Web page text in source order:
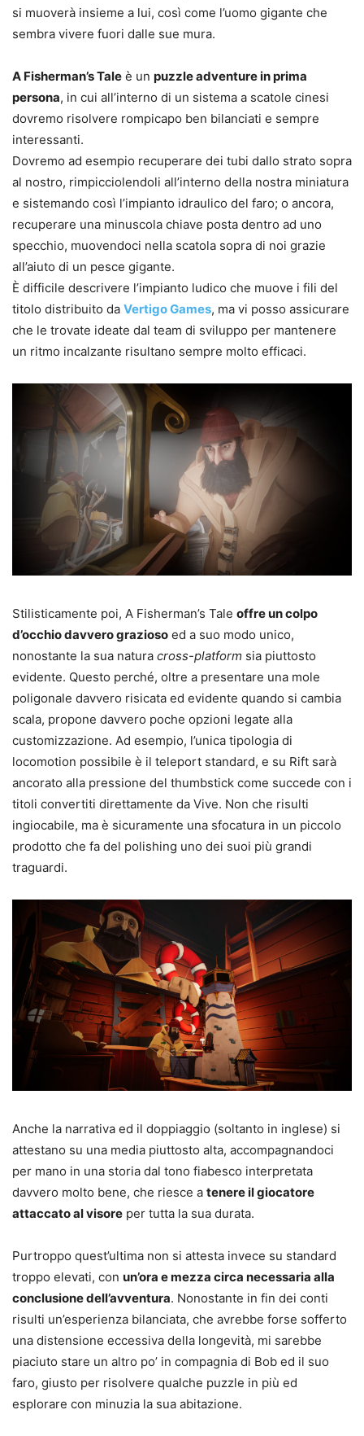
si muoverà insieme a lui, così come l’uomo gigante che
sembra vivere fuori dalle sue mura.
A Fisherman’s Tale è un puzzle adventure in prima
persona, in cui all’interno di un sistema a scatole cinesi
dovremo risolvere rompicapo ben bilanciati e sempre
interessanti.
Dovremo ad esempio recuperare dei tubi dallo strato sopra
al nostro, rimpicciolendoli all’interno della nostra miniatura
e sistemando così l’impianto idraulico del faro; o ancora,
recuperare una minuscola chiave posta dentro ad uno
specchio, muovendoci nella scatola sopra di noi grazie
all’aiuto di un pesce gigante.
È difficile descrivere l’impianto ludico che muove i fili del
titolo distribuito da Vertigo Games, ma vi posso assicurare
che le trovate ideate dal team di sviluppo per mantenere
un ritmo incalzante risultano sempre molto efficaci.
Stilisticamente poi, A Fisherman’s Tale offre un colpo
d’occhio davvero grazioso ed a suo modo unico,
nonostante la sua natura cross-platform sia piuttosto
evidente. Questo perché, oltre a presentare una mole
poligonale davvero risicata ed evidente quando si cambia
scala, propone davvero poche opzioni legate alla
customizzazione. Ad esempio, l’unica tipologia di
locomotion possibile è il teleport standard, e su Rift sarà
ancorato alla pressione del thumbstick come succede con i
titoli convertiti direttamente da Vive. Non che risulti
ingiocabile, ma è sicuramente una sfocatura in un piccolo
prodotto che fa del polishing uno dei suoi più grandi
traguardi.
Anche la narrativa ed il doppiaggio (soltanto in inglese) si
attestano su una media piuttosto alta, accompagnandoci
per mano in una storia dal tono fiabesco interpretata
davvero molto bene, che riesce a tenere il giocatore
attaccato al visore per tutta la sua durata.
Purtroppo quest’ultima non si attesta invece su standard
troppo elevati, con un’ora e mezza circa necessaria alla
conclusione dell’avventura. Nonostante in fin dei conti
risulti un’esperienza bilanciata, che avrebbe forse sofferto
una distensione eccessiva della longevità, mi sarebbe
piaciuto stare un altro po’ in compagnia di Bob ed il suo
faro, giusto per risolvere qualche puzzle in più ed
esplorare con minuzia la sua abitazione.